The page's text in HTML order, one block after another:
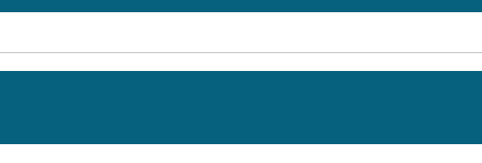
उमेदवारांकडून अर्ज मागवण्यात येत असून ऑफलाईन